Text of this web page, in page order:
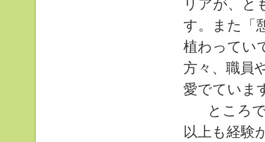
リアが、と
す。また「
植わってい
方々、職員
愛でていま
ところで
以上も経験